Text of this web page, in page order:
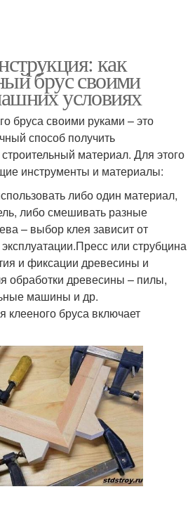
как
брус своими
условиях
бруса своими руками – это
способ получить
материал. Для этого
инструменты и материалы:
либо один материал,
либо смешивать разные
– выбор клея зависит от
или струбцина
и фиксации древесины и
обработки древесины – пилы,
машины и др.
клееного бруса включает